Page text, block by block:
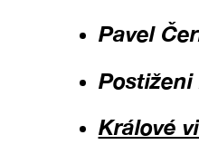
Pavel
Králové